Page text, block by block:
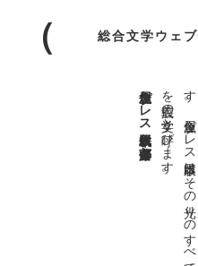
総合文学ウェ
。
金魚屋プレス日本版代表 齋藤都